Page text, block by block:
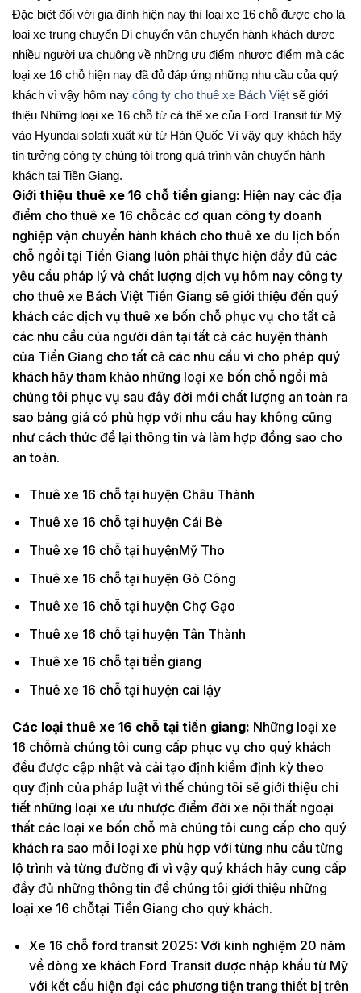
Đặc biệt đối với gia đình hiện nay thì loại xe 16 chỗ được cho là
loại xe trung chuyển Di chuyển vận chuyển hành khách được
nhiều người ưa chuộng về những ưu điểm nhược điểm mà các
loại xe 16 chỗ hiện nay đã đủ đáp ứng những nhu cầu của quý
khách vì vậy hôm nay công ty cho thuê xe Bách Việt sẽ giới
thiệu Những loại xe 16 chỗ từ cá thể xe của Ford Transit từ Mỹ
vào Hyundai solati xuất xứ từ Hàn Quốc Vì vậy quý khách hãy
tin tưởng công ty chúng tôi trong quá trình vận chuyển hành
khách tại Tiền Giang.
Giới thiệu thuê xe 16 chỗ tiền giang: Hiện nay các địa
điểm cho thuê xe 16 chỗcác cơ quan công ty doanh
nghiệp vận chuyển hành khách cho thuê xe du lịch bốn
chỗ ngồi tại Tiền Giang luôn phải thực hiện đầy đủ các
yêu cầu pháp lý và chất lượng dịch vụ hôm nay công ty
cho thuê xe Bách Việt Tiền Giang sẽ giới thiệu đến quý
khách các dịch vụ thuê xe bốn chỗ phục vụ cho tất cả
các nhu cầu của người dân tại tất cả các huyện thành
của Tiền Giang cho tất cả các nhu cầu vì cho phép quý
khách hãy tham khảo những loại xe bốn chỗ ngồi mà
chúng tôi phục vụ sau đây đời mới chất lượng an toàn ra
sao bảng giá có phù hợp với nhu cầu hay không cũng
như cách thức để lại thông tin và làm hợp đồng sao cho
an toàn.
Thuê xe 16 chỗ tại huyện Châu Thành
Thuê xe 16 chỗ tại huyện Cái Bè
Thuê xe 16 chỗ tại huyệnMỹ Tho
Thuê xe 16 chỗ tại huyện Gò Công
Thuê xe 16 chỗ tại huyện Chợ Gạo
Thuê xe 16 chỗ tại huyện Tân Thành
Thuê xe 16 chỗ tại tiền giang
Thuê xe 16 chỗ tại huyện cai lậy
Các loại thuê xe 16 chỗ tại tiền giang: Những loại xe
16 chỗmà chúng tôi cung cấp phục vụ cho quý khách
đều được cập nhật và cải tạo định kiểm định kỳ theo
quy định của pháp luật vì thế chúng tôi sẽ giới thiệu chi
tiết những loại xe ưu nhược điểm đời xe nội thất ngoại
thất các loại xe bốn chỗ mà chúng tôi cung cấp cho quý
khách ra sao mỗi loại xe phù hợp với từng nhu cầu từng
lộ trình và từng đường đi vì vậy quý khách hãy cung cấp
đầy đủ những thông tin để chúng tôi giới thiệu những
loại xe 16 chỗtại Tiền Giang cho quý khách.
Xe 16 chỗ ford transit 2025: Với kinh nghiệm 20 năm
về dòng xe khách Ford Transit được nhập khẩu từ Mỹ
với kết cấu hiện đại các phương tiện trang thiết bị trên